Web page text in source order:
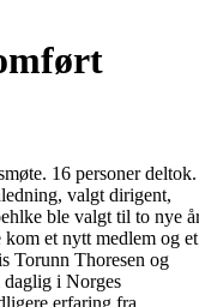
16 personer deltok.
valgt dirigent,
ble valgt til to nye
et nytt medlem og et
Torunn Thoresen og
i Norges
erfaring fra